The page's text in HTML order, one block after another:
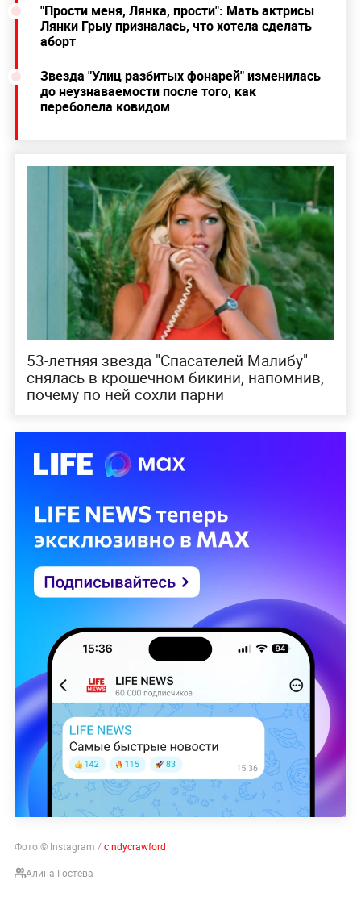
"Прости меня, Лянка, прости": Мать актрисы
Лянки Грыу призналась, что хотела сделать
аборт
Звезда "Улиц разбитых фонарей" изменилась
до неузнаваемости после того, как
переболела ковидом
53-летняя звезда "Спасателей Малибу"
снялась в крошечном бикини, напомнив,
почему по ней сохли парни
Фото © Instagram /cindycrawford
Алина Гостева